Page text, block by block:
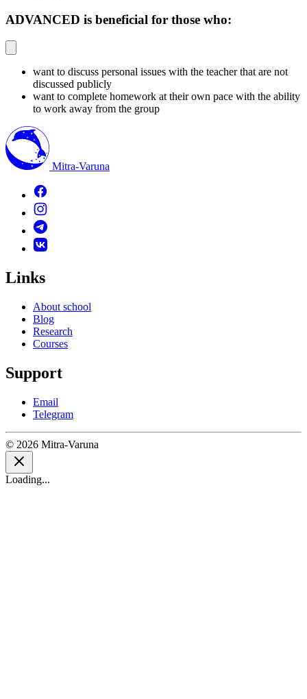
ADVANCED is beneficial for those who:
want to discuss personal issues with the teacher that are not
discussed publicly
want to complete homework at their own pace with the ability
to work away from the group
Mitra-Varuna
Links
About school
Blog
Research
Courses
Support
Email
Telegram
© 2026 Mitra-Varuna
Loading...